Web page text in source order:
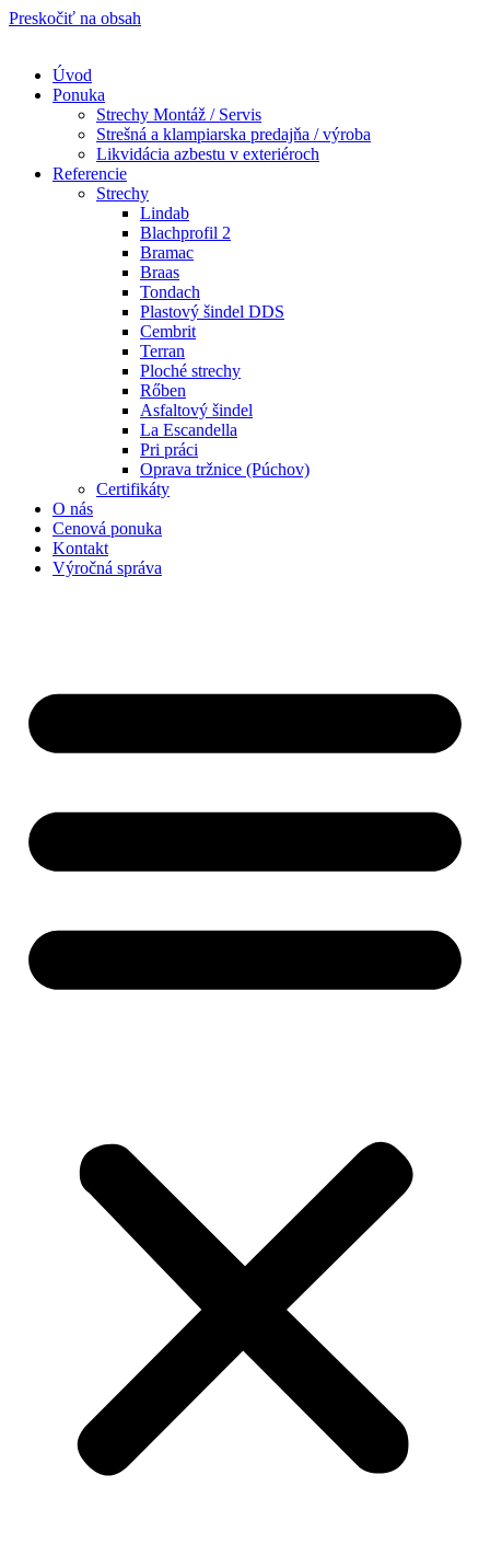
Preskočiť na obsah
Úvod
Ponuka
Strechy Montáž / Servis
Strešná a klampiarska predajňa / výroba
Likvidácia azbestu v exteriéroch
Referencie
Strechy
Lindab​
Blachprofil 2
Bramac
Braas
Tondach
Plastový šindel DDS
Cembrit
Terran
Ploché strechy
Rőben
Asfaltový šindel
La Escandella
Pri práci
Oprava tržnice (Púchov)
Certifikáty
O nás
Cenová ponuka
Kontakt
Výročná správa